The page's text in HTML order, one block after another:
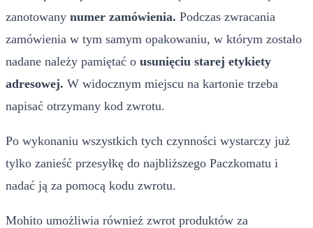
zanotowany numer zamówienia. Podczas zwracania
zamówienia w tym samym opakowaniu, w którym zostało
nadane należy pamiętać o usunięciu starej etykiety
adresowej. W widocznym miejscu na kartonie trzeba
napisać otrzymany kod zwrotu.
Po wykonaniu wszystkich tych czynności wystarczy już
tylko zanieść przesyłkę do najbliższego Paczkomatu i
nadać ją za pomocą kodu zwrotu.
Mohito umożliwia również zwrot produktów za